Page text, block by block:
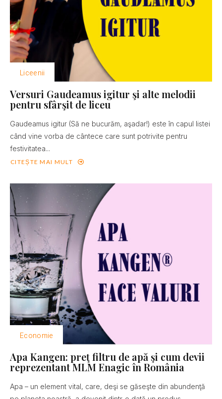
Liceenii
Versuri Gaudeamus igitur şi alte melodii
pentru sfârşit de liceu
Gaudeamus igitur (Să ne bucurăm, aşadar!) este în capul listei
când vine vorba de cântece care sunt potrivite pentru
festivitatea...
CITEȘTE MAI MULT
Economie
Apa Kangen: preţ filtru de apă şi cum devii
reprezentant MLM Enagic în România
Apa – un element vital, care, deşi se găseşte din abundenţă